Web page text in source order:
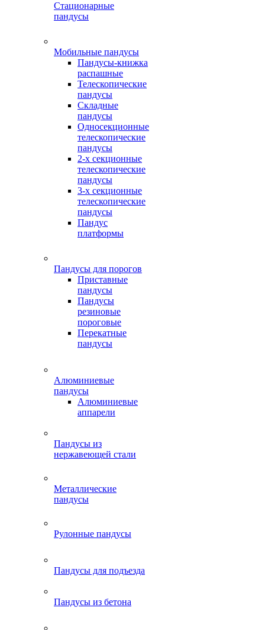
Стационарные
пандусы
Мобильные пандусы
Пандусы-книжка
распашные
Телескопические
пандусы
Складные
пандусы
Односекционные
телескопические
пандусы
2-х секционные
телескопические
пандусы
3-х секционные
телескопические
пандусы
Пандус
платформы
Пандусы для порогов
Приставные
пандусы
Пандусы
резиновые
пороговые
Перекатные
пандусы
Алюминиевые
пандусы
Алюминиевые
аппарели
Пандусы из
нержавеющей стали
Металлические
пандусы
Рулонные пандусы
Пандусы для подъезда
Пандусы из бетона